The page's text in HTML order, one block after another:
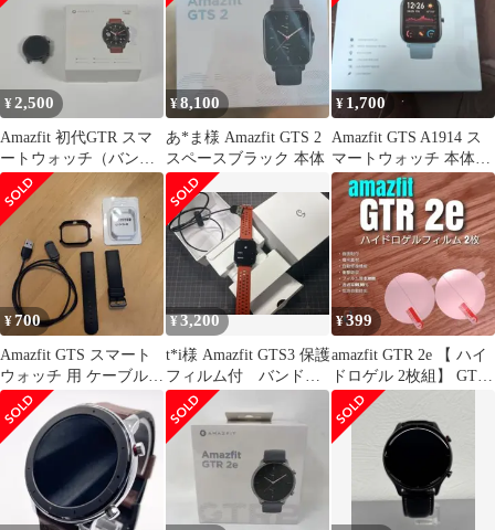
¥2,500
Amazfit 初代GTR スマ
ートウォッチ（バンド
なし、ボタン不具合）
¥8,100
あ*ま様 Amazfit GTS 2
スペースブラック 本体
¥ 1,700
Amazfit GTS A1914 ス
マートウォッチ 本体
Steel Blue
¥700
Amazfit GTS スマート
ウォッチ 用 ケーブル、
バンド
¥3,200
t*i様 Amazfit GTS3 保護
フィルム付 バンド変
更済
¥399
amazfit GTR 2e 【 ハイ
ドロゲル 2枚組】 GTR2
あそ